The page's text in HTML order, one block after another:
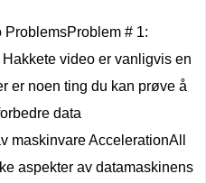
# 1:
video er vanligvis en
er noen ting du kan prøve å
data
maskinvare AccelerationAll
aspekter av datamaskinens